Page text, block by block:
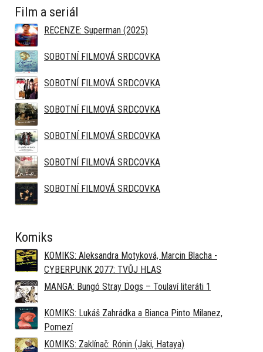
Film a seriál
RECENZE: Superman (2025)
SOBOTNÍ FILMOVÁ SRDCOVKA
SOBOTNÍ FILMOVÁ SRDCOVKA
SOBOTNÍ FILMOVÁ SRDCOVKA
SOBOTNÍ FILMOVÁ SRDCOVKA
SOBOTNÍ FILMOVÁ SRDCOVKA
SOBOTNÍ FILMOVÁ SRDCOVKA
Komiks
KOMIKS: Aleksandra Motyková, Marcin Blacha -
CYBERPUNK 2077: TVŮJ HLAS
MANGA: Bungó Stray Dogs – Toulaví literáti 1
KOMIKS: Lukáš Zahrádka a Bianca Pinto Milanez,
Pomezí
KOMIKS: Zaklínač: Rónin (Jaki, Hataya)